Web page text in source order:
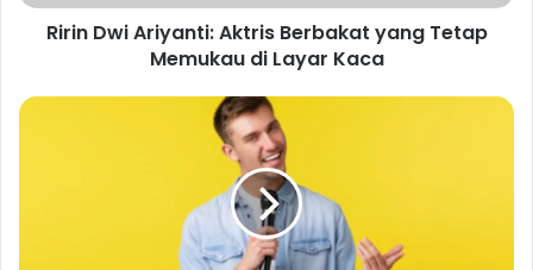
Ririn Dwi Ariyanti: Aktris Berbakat yang Tetap
Memukau di Layar Kaca